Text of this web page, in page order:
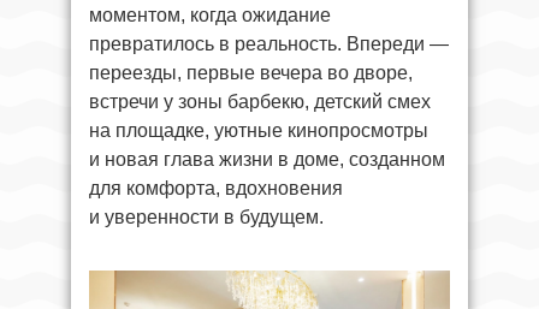
моментом, когда ожидание
превратилось в реальность. Впереди —
переезды, первые вечера во дворе,
встречи у зоны барбекю, детский смех
на площадке, уютные кинопросмотры
и новая глава жизни в доме, созданном
для комфорта, вдохновения
и уверенности в будущем.